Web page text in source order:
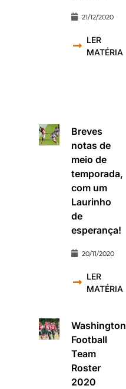
21/12/2020
LER
MATÉRIA
Breves
notas de
meio de
temporada,
com um
Laurinho
de
esperança!
20/11/2020
LER
MATÉRIA
Washington
Football
Team
Roster
2020